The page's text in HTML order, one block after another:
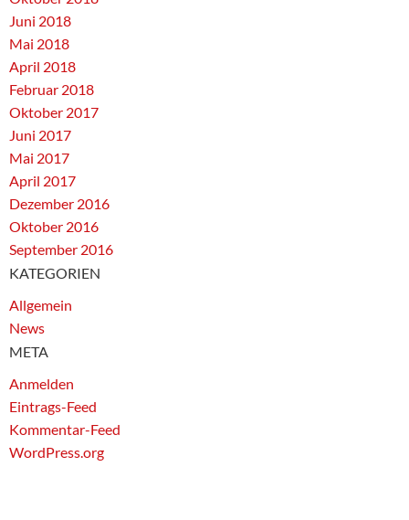
Juni 2018
Mai 2018
April 2018
Februar 2018
Oktober 2017
Juni 2017
Mai 2017
April 2017
Dezember 2016
Oktober 2016
September 2016
KATEGORIEN
Allgemein
News
META
Anmelden
Eintrags-Feed
Kommentar-Feed
WordPress.org